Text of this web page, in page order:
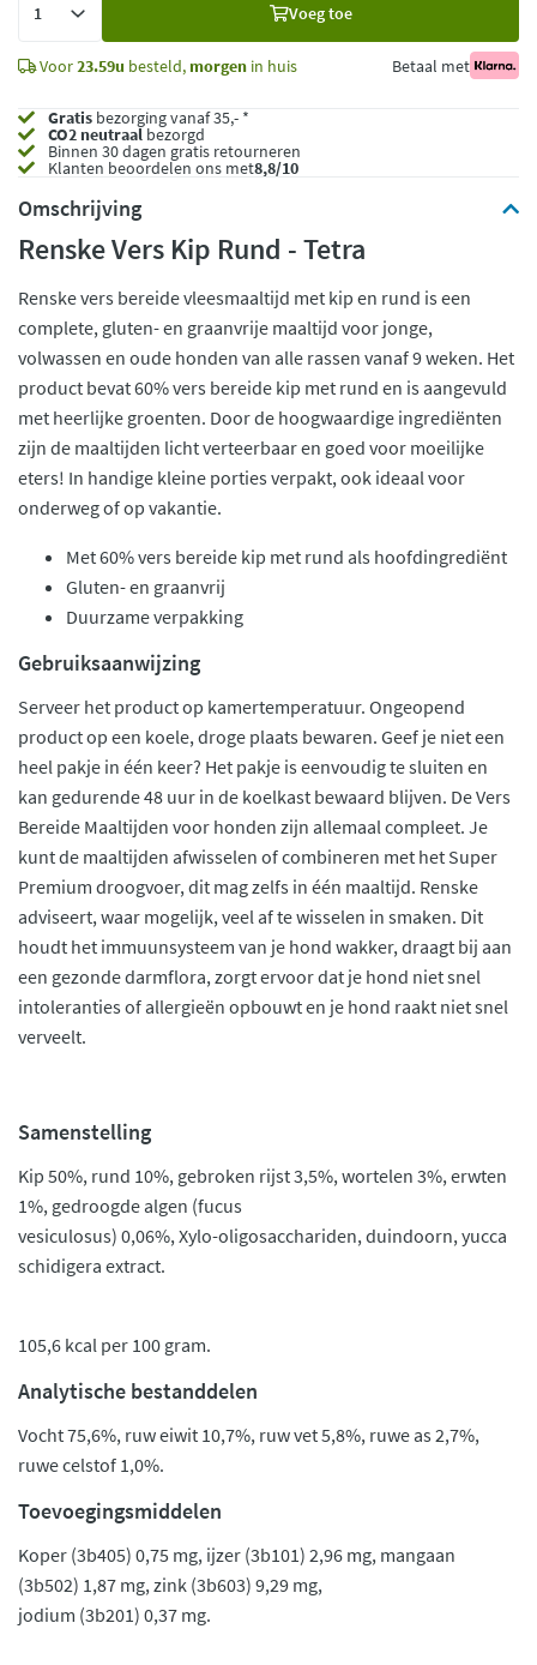
Voeg toe
Voor23.59u besteld, morgen in huis Betaal met
Gratis bezorging vanaf 35,- *
CO2 neutraalbezorgd
Binnen 30 dagen gratis retourneren
Klanten beoordelen ons met8,8/10
Omschrijving
Renske Vers Kip Rund - Tetra
Renske vers bereide vleesmaaltijd met kip en rund is een
complete, gluten- en graanvrije maaltijd voor jonge,
volwassen en oude honden van alle rassen vanaf 9 weken. Het
product bevat 60% vers bereide kip met rund en is aangevuld
met heerlijke groenten. Door de hoogwaardige ingrediënten
zijn de maaltijden licht verteerbaar en goed voor moeilijke
eters! In handige kleine porties verpakt, ook ideaal voor
onderweg of op vakantie.
Met 60% vers bereide kip met rund als hoofdingrediënt
Gluten- en graanvrij
Duurzame verpakking
Gebruiksaanwijzing
Serveer het product op kamertemperatuur. Ongeopend
product op een koele, droge plaats bewaren. Geef je niet een
heel pakje in één keer? Het pakje is eenvoudig te sluiten en
kan gedurende 48 uur in de koelkast bewaard blijven. De Vers
Bereide Maaltijden voor honden zijn allemaal compleet. Je
kunt de maaltijden afwisselen of combineren met het Super
Premium droogvoer, dit mag zelfs in één maaltijd. Renske
adviseert, waar mogelijk, veel af te wisselen in smaken. Dit
houdt het immuunsysteem van je hond wakker, draagt bij aan
een gezonde darmflora, zorgt ervoor dat je hond niet snel
intoleranties of allergieën opbouwt en je hond raakt niet snel
verveelt.
Samenstelling
Kip 50%, rund 10%, gebroken rijst 3,5%, wortelen 3%, erwten
1%, gedroogde algen (fucus
vesiculosus) 0,06%, Xylo-oligosacchariden, duindoorn, yucca
schidigera extract.
105,6 kcal per 100 gram.
Analytische bestanddelen
Vocht 75,6%, ruw eiwit 10,7%, ruw vet 5,8%, ruwe as 2,7%,
ruwe celstof 1,0%.
Toevoegingsmiddelen
Koper (3b405) 0,75 mg, ijzer (3b101) 2,96 mg, mangaan
(3b502) 1,87 mg, zink (3b603) 9,29 mg,
jodium (3b201) 0,37 mg.